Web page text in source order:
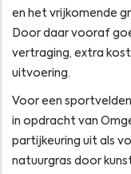
en het vrijkomende
Door daar vooraf
vertraging, extra
uitvoering.
Voor een
in opdracht van
partijkeuring uit als
natuurgras door